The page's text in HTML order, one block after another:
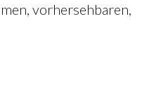
vorhersehbaren,